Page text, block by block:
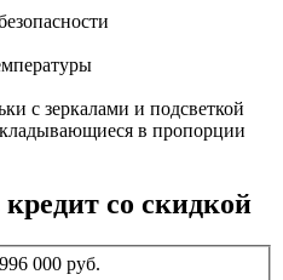
с зеркалами и подсветкой
в пропорции
со скидкой
000 руб.